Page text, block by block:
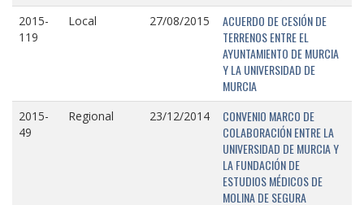
2015-
119
Local 27/08/2015
ACUERDO DE CESIÓN DE
TERRENOS ENTRE EL
AYUNTAMIENTO DE MURCIA
Y LA UNIVERSIDAD DE
MURCIA
2015-
49
Regional 23/12/2014
CONVENIO MARCO DE
COLABORACIÓN ENTRE LA
UNIVERSIDAD DE MURCIA Y
LA FUNDACIÓN DE
ESTUDIOS MÉDICOS DE
MOLINA DE SEGURA